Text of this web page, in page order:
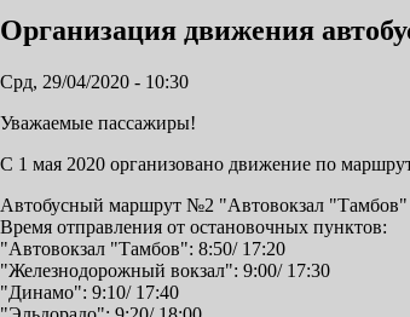
Организация движения
Срд, 29/04/2020 - 10:30
Уважаемые пассажиры!
С 1 мая 2020 организовано движение по
Автобусный маршрут №2 "Автовокзал "Тамбов"
Время отправления от остановочных пунктов:
"Автовокзал "Тамбов": 8:50/ 17:20
"Железнодорожный вокзал": 9:00/ 17:30
"Динамо": 9:10/ 17:40